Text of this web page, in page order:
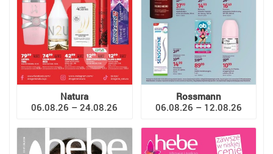
Natura
06.08.26 – 24.08.26
Rossmann
06.08.26 – 12.08.26